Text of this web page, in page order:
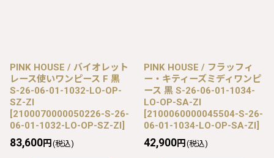
PINK HOUSE / バイオレット
レース使いワンピース F 黒
S-26-06-01-1032-LO-OP-
SZ-ZI
[2100070000050226-S-26-
06-01-1032-LO-OP-SZ-ZI]
83,600円 (税込)
PINK HOUSE / フラッフィ
ー・キティーズミディワンピ
ース 黒 S-26-06-01-1034-
LO-OP-SA-ZI
[2100060000045504-S-26-
06-01-1034-LO-OP-SA-ZI]
42,900円 (税込)